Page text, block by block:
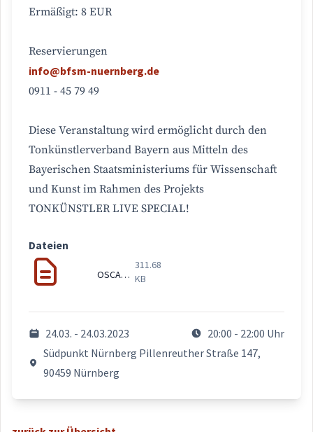
Ermäßigt: 8 EUR
Reservierungen
info@bfsm-nuernberg.de
0911 - 45 79 49
Diese Veranstaltung wird ermöglicht durch den
Tonkünstlerverband Bayern aus Mitteln des
Bayerischen Staatsministeriums für Wissenschaft
und Kunst im Rahmen des Projekts
TONKÜNSTLER LIVE SPECIAL!
Dateien
OSCAR-E-Mail.pdf
311.68
KB
24.03. - 24.03.2023
20:00 - 22:00 Uhr
Südpunkt Nürnberg Pillenreuther Straße 147,
90459 Nürnberg